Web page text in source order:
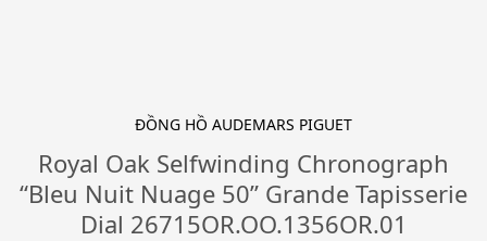
ĐỒNG HỒ AUDEMARS PIGUET
Royal Oak Selfwinding Chronograph
“Bleu Nuit Nuage 50” Grande Tapisserie
Dial 26715OR.OO.1356OR.01